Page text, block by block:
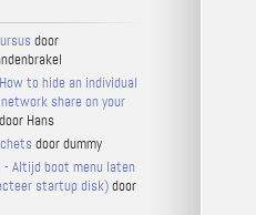
door
to hide an individual
share on your
door Hans
door dummy
- Altijd boot menu laten
startup disk)door